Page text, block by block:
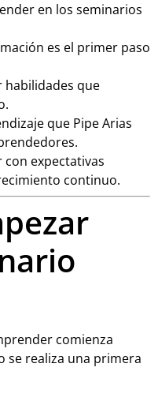
en los seminarios
es el primer paso
que
que Pipe Arias
expectativas
continuo.
comienza
se realiza una primera